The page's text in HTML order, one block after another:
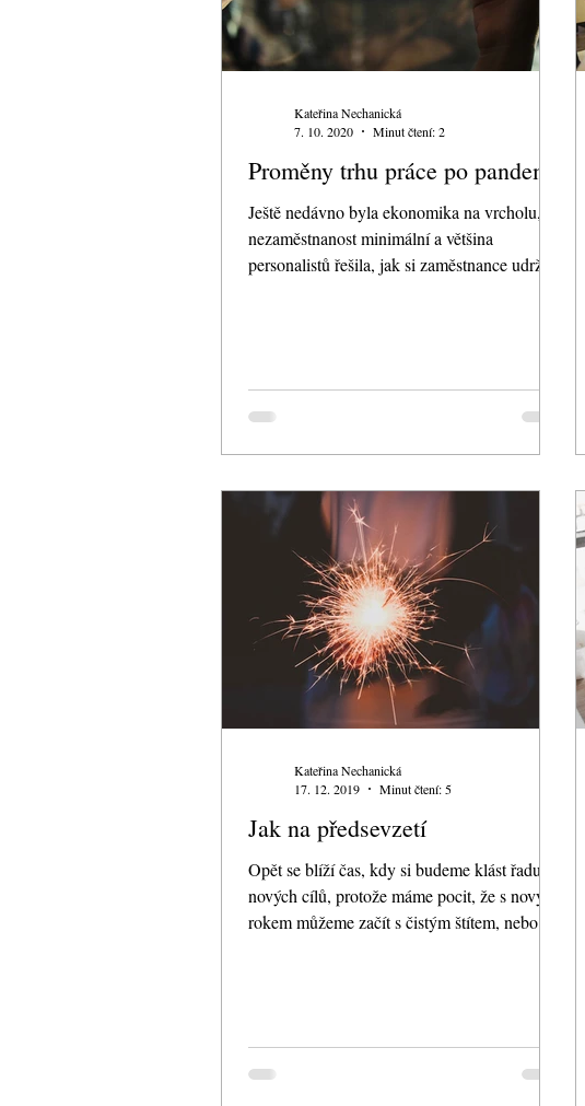
Proměny trhu práce po pandemii
Ještě nedávno byla ekonomika na vrcholu,
nezaměstnanost minimální a většina
personalistů řešila, jak si zaměstnance udržet.
Kateřina Nechanická
7. 10. 2020
Minut čtení: 2
Jak na předsevzetí
Opět se blíží čas, kdy si budeme klást řadu
nových cílů, protože máme pocit, že s novým
rokem můžeme začít s čistým štítem, nebo
Kateřina Nechanická
17. 12. 2019
Minut čtení: 5